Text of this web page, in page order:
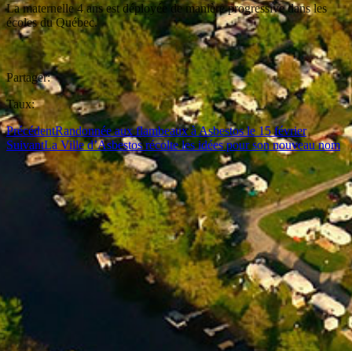
La maternelle 4 ans est déployée de manière progressive dans les
écoles du Québec.
Partager:
Taux:
PrécédentRandonnée aux flambeaux à Asbestos le 15 février
SuivantLa Ville d’Asbestos récolte les idées pour son nouveau nom